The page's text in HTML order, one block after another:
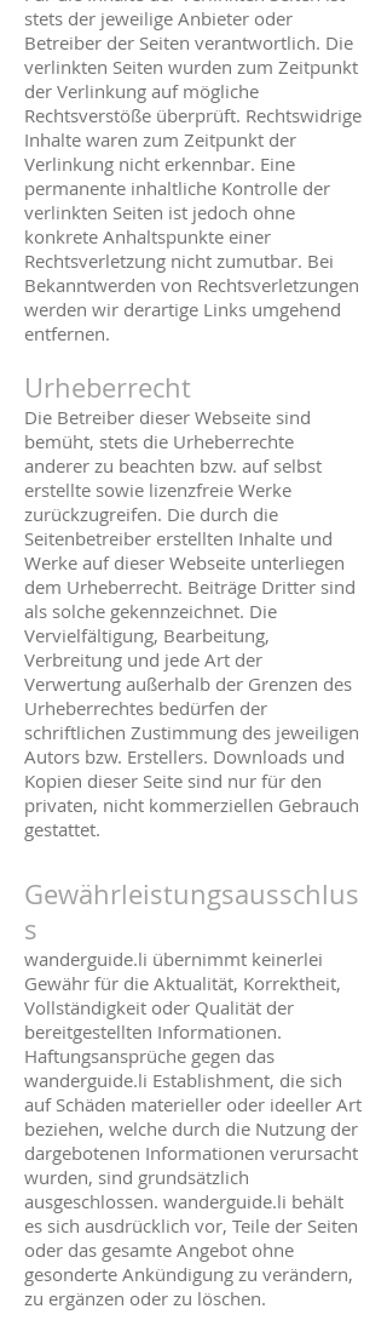
stets der jeweilige Anbieter oder
Betreiber der Seiten verantwortlich. Die
verlinkten Seiten wurden zum Zeitpunkt
der Verlinkung auf mögliche
Rechtsverstöße überprüft. Rechtswidrige
Inhalte waren zum Zeitpunkt der
Verlinkung nicht erkennbar. Eine
permanente inhaltliche Kontrolle der
verlinkten Seiten ist jedoch ohne
konkrete Anhaltspunkte einer
Rechtsverletzung nicht zumutbar. Bei
Bekanntwerden von Rechtsverletzungen
werden wir derartige Links umgehend
entfernen.
Urheberrecht
Die Betreiber dieser Webseite sind
bemüht, stets die Urheberrechte
anderer zu beachten bzw. auf selbst
erstellte sowie lizenzfreie Werke
zurückzugreifen. Die durch die
Seitenbetreiber erstellten Inhalte und
Werke auf dieser Webseite unterliegen
dem Urheberrecht. Beiträge Dritter sind
als solche gekennzeichnet. Die
Vervielfältigung, Bearbeitung,
Verbreitung und jede Art der
Verwertung außerhalb der Grenzen des
Urheberrechtes bedürfen der
schriftlichen Zustimmung des jeweiligen
Autors bzw. Erstellers. Downloads und
Kopien dieser Seite sind nur für den
privaten, nicht kommerziellen Gebrauch
gestattet.
Gewährleistungsausschlus
s
wanderguide.li übernimmt keinerlei
Gewähr für die Aktualität, Korrektheit,
Vollständigkeit oder Qualität der
bereitgestellten Informationen.
Haftungsansprüche gegen das
wanderguide.li Establishment, die sich
auf Schäden materieller oder ideeller Art
beziehen, welche durch die Nutzung der
dargebotenen Informationen verursacht
wurden, sind grundsätzlich
ausgeschlossen. wanderguide.li behält
es sich ausdrücklich vor, Teile der Seiten
oder das gesamte Angebot ohne
gesonderte Ankündigung zu verändern,
zu ergänzen oder zu löschen.